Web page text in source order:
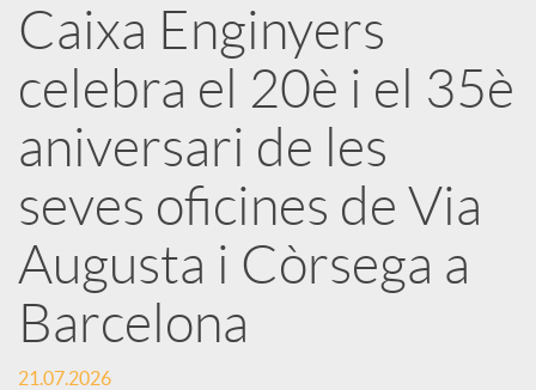
b
l
i
c
a
Caixa Enginyers
celebra el 20è i el 35è
aniversari de les
seves oficines de Via
Augusta i Còrsega a
Barcelona
21.07.2026